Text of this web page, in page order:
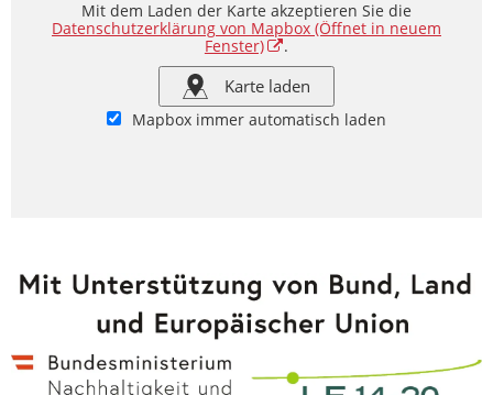
Mit dem Laden der Karte akzeptieren Sie die
Datenschutzerklärung von Mapbox (Öffnet in neuem
Fenster)
.
Karte laden
Mapbox immer automatisch laden